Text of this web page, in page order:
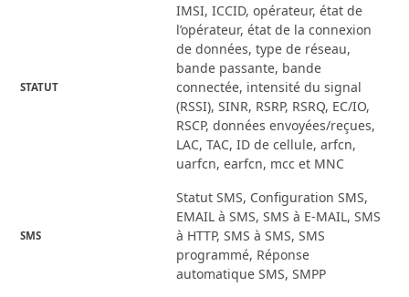
STATUT
IMSI, ICCID, opérateur, état de
l’opérateur, état de la connexion
de données, type de réseau,
bande passante, bande
connectée, intensité du signal
(RSSI), SINR, RSRP, RSRQ, EC/IO,
RSCP, données envoyées/reçues,
LAC, TAC, ID de cellule, arfcn,
uarfcn, earfcn, mcc et MNC
SMS
Statut SMS, Configuration SMS,
EMAIL à SMS, SMS à E-MAIL, SMS
à HTTP, SMS à SMS, SMS
programmé, Réponse
automatique SMS, SMPP